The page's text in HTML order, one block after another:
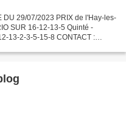
DU 29/07/2023 PRIX de l'Hay-les-
SUR 16-12-13-5 Quinté -
13-2-3-5-15-8 CONTACT :
Eklablog